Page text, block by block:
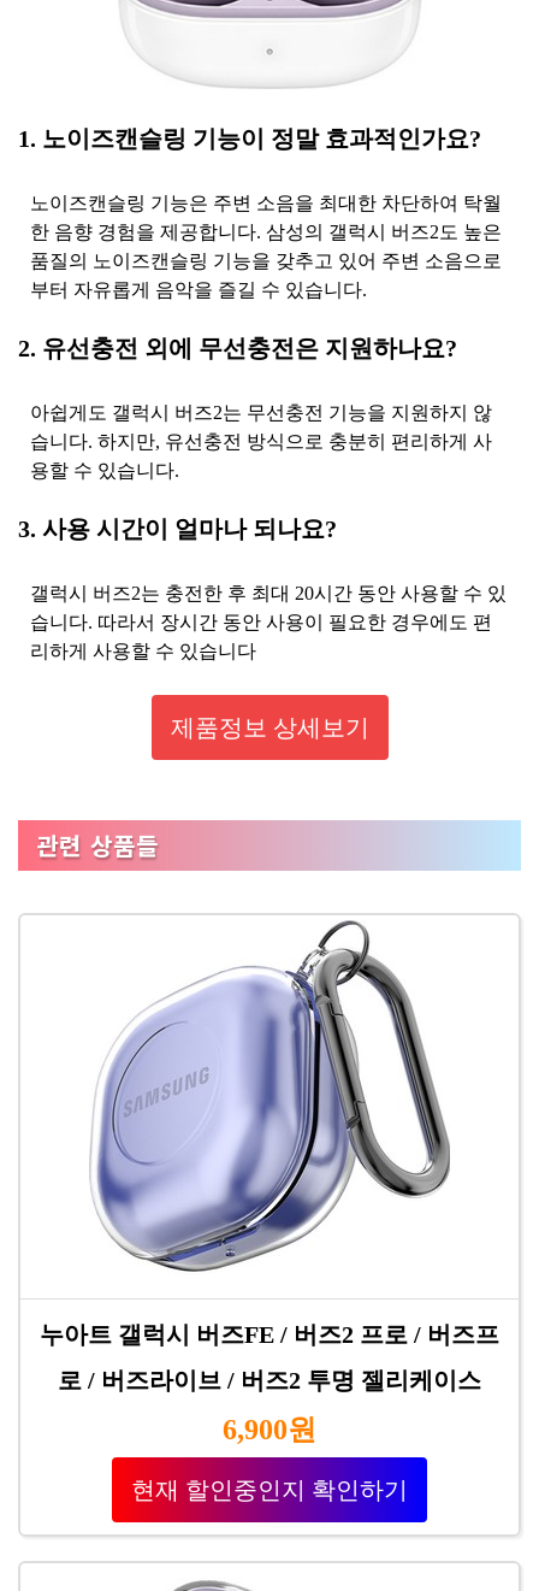
1. 노이즈캔슬링 기능이 정말 효과적인가요?
노이즈캔슬링 기능은 주변 소음을 최대한 차단하여 탁월
한 음향 경험을 제공합니다. 삼성의 갤럭시 버즈2도 높은
품질의 노이즈캔슬링 기능을 갖추고 있어 주변 소음으로
부터 자유롭게 음악을 즐길 수 있습니다.
2. 유선충전 외에 무선충전은 지원하나요?
아쉽게도 갤럭시 버즈2는 무선충전 기능을 지원하지 않
습니다. 하지만, 유선충전 방식으로 충분히 편리하게 사
용할 수 있습니다.
3. 사용 시간이 얼마나 되나요?
갤럭시 버즈2는 충전한 후 최대 20시간 동안 사용할 수 있
습니다. 따라서 장시간 동안 사용이 필요한 경우에도 편
리하게 사용할 수 있습니다
제품정보 상세보기
관련 상품들
누아트 갤럭시 버즈FE / 버즈2 프로 / 버즈프
로 / 버즈라이브 / 버즈2 투명 젤리케이스
6,900원
현재 할인중인지 확인하기